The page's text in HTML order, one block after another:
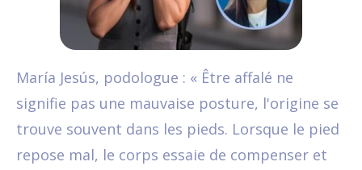
María Jesús, podologue : « Être affalé ne
signifie pas une mauvaise posture, l'origine se
trouve souvent dans les pieds. Lorsque le pied
repose mal, le corps essaie de compenser et